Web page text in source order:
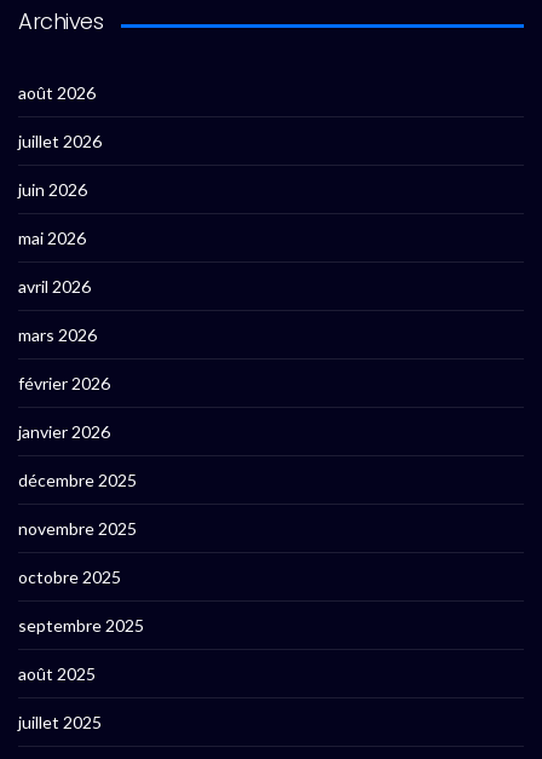
Archives
août 2026
juillet 2026
juin 2026
mai 2026
avril 2026
mars 2026
février 2026
janvier 2026
décembre 2025
novembre 2025
octobre 2025
septembre 2025
août 2025
juillet 2025